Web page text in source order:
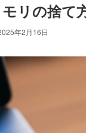
リの捨て
年2月16日